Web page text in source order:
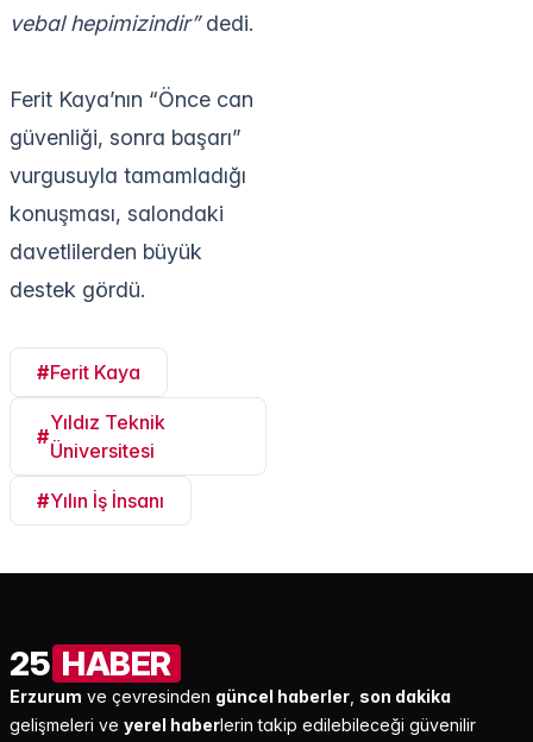
vebal hepimizindir”dedi.
Ferit Kaya’nın “Önce can
güvenliği, sonra başarı”
vurgusuyla tamamladığı
konuşması, salondaki
davetlilerden büyük
destek gördü.
#Ferit Kaya
#
Yıldız Teknik
Üniversitesi
#Yılın İş İnsanı
25 HABER
Erzurum ve çevresinden güncel haberler son dakika
gelişmeleri ve yerel haberlerin takip edilebileceği güvenilir